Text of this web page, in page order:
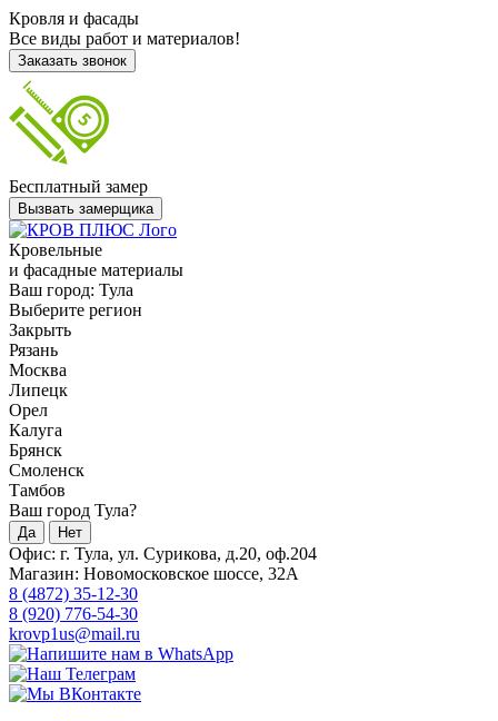
Кровля и фасады
Все виды работ и материалов!
Заказать звонок
Бесплатный замер
Вызвать замерщика
Кровельные
и фасадные материалы
Ваш город: Тула
Выберите регион
Закрыть
Рязань
Москва
Липецк
Орел
Калуга
Брянск
Смоленск
Тамбов
Ваш город Тула?
Да Нет
Офис: г. Тула, ул. Сурикова, д.20, оф.204
Магазин: Новомосковское шоссе, 32А
8 (4872) 35-12-30
8 (920) 776-54-30
krovp1us@mail.ru